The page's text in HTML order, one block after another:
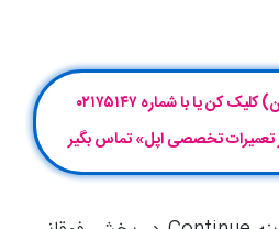
برای تعمیرات اپل (آیفون) کلیک کن یا با شماره ۰۲۱۷۵۱۴۷
تخصصی اپل» تماس بگیر